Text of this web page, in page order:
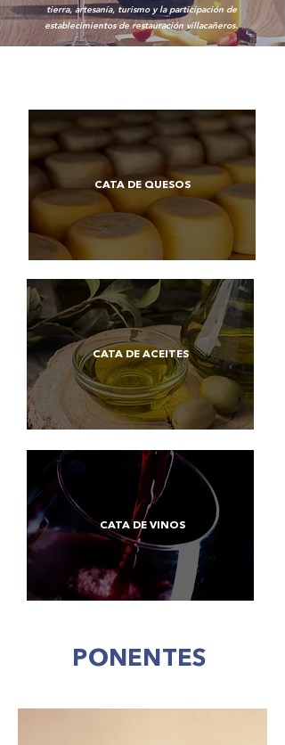
tierra, artesanía, turismo y la participación de
establecimientos de restauración villacañeros.
CATA DE QUESOS
CATA DE ACEITES
CATA DE VINOS
PONENTES